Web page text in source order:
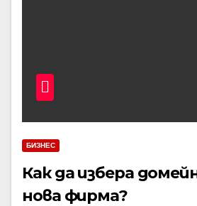
БИЗНЕС
Как да избера
нова фирма?